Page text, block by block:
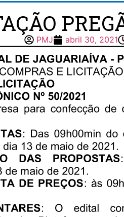
PMJ abril 30, 2021